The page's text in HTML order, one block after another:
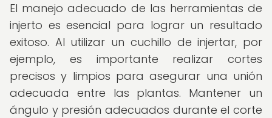
El manejo adecuado de las herramientas de
injerto es esencial para lograr un resultado
exitoso. Al utilizar un cuchillo de injertar, por
ejemplo, es importante realizar cortes
precisos y limpios para asegurar una unión
adecuada entre las plantas. Mantener un
ángulo y presión adecuados durante el corte